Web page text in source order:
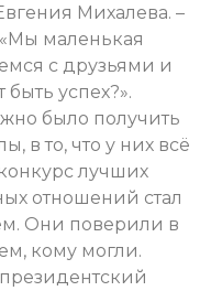
Михалева. –
маленькая
с друзьями и
успех?».
было получить
в то, что у них всё
лучших
отношений стал
Они поверили в
кому могли.